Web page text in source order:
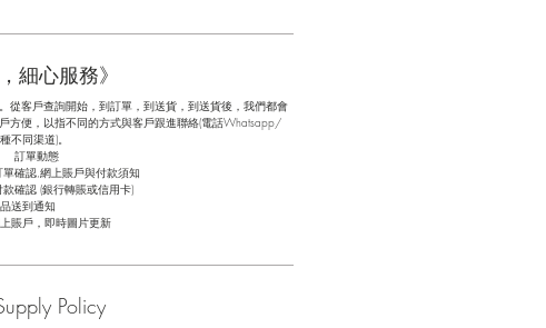
細心服務》
從客戶查詢開始，到訂單，到送貨，到送貨後，我們都會
方便，以指不同的方式與客戶跟進聯絡(電話Whatsapp/
不同渠道)。
動態
確認,網上賬戶與付款須知
確認 (銀行轉賬或信用卡)
送到通知
戶，即時圖片更新
Policy